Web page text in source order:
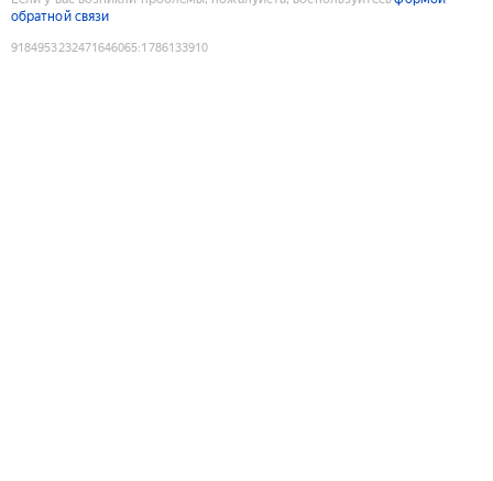
обратной связи
9184953232471646065:1786133910